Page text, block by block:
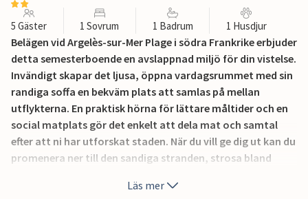
5 Gäster 1 Sovrum 1 Badrum 1 Husdjur
Belägen vid Argelès-sur-Mer Plage i södra Frankrike erbjuder
detta semesterboende en avslappnad miljö för din vistelse.
Invändigt skapar det ljusa, öppna vardagsrummet med sin
randiga soffa en bekväm plats att samlas på mellan
utflykterna. En praktisk hörna för lättare måltider och en
social matplats gör det enkelt att dela mat och samtal
efter att ni har utforskat staden. När du vill ge dig ut kan du
promenera ner till den sandiga stranden, strosa bland
Det utmärkta läget i denna kuststad gör det lätt att
Läs mer